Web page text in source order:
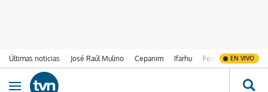
Últimas noticias José Raúl Mulino Cepanim Ifarhu Fenómeno de El
EN VIVO
Ir al contenido
Obrir navegació